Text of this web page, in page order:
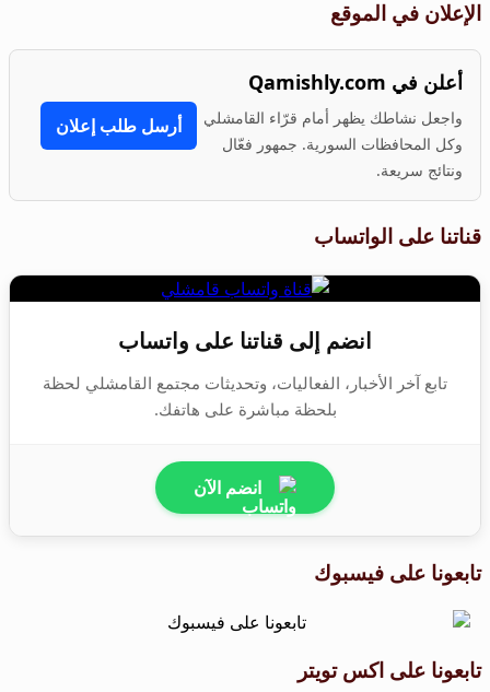
الإعلان في الموقع
أعلن في Qamishly.com
واجعل نشاطك يظهر أمام قرّاء القامشلي
وكل المحافظات السورية. جمهور فعّال
ونتائج سريعة.
أرسل طلب إعلان
قناتنا على الواتساب
انضم إلى قناتنا على واتساب
تابع آخر الأخبار، الفعاليات، وتحديثات مجتمع القامشلي لحظة
بلحظة مباشرة على هاتفك.
انضم الآن
تابعونا على فيسبوك
تابعونا على اكس تويتر